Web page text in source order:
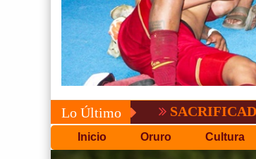
Lo ÚltimoSACRIFICADO
Inicio Oruro Cultura